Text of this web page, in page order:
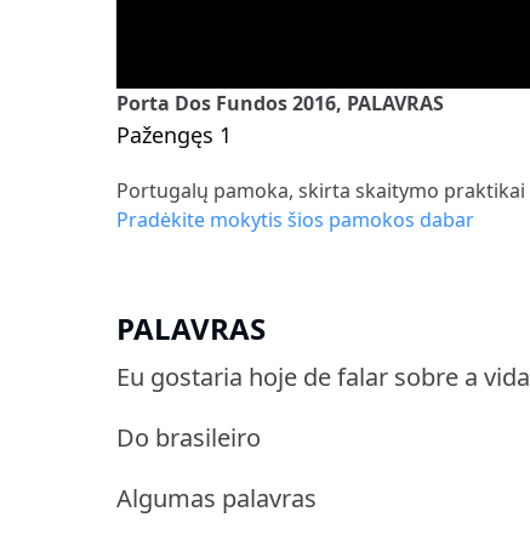
Porta Dos Fundos 2016, PALAVRAS
Pažengęs 1
Portugalų pamoka, skirta skaitymo praktikai
Pradėkite mokytis šios pamokos dabar
PALAVRAS
Eu gostaria hoje de falar sobre a vida
Do brasileiro
Algumas palavras